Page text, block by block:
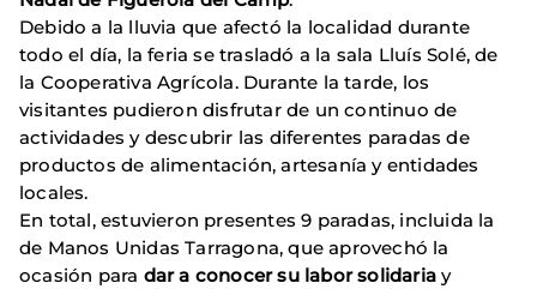
Debido a la lluvia que afectó la localidad durante
todo el día, la feria se trasladó a la sala Lluís Solé, de
la Cooperativa Agrícola. Durante la tarde, los
visitantes pudieron disfrutar de un continuo de
actividades y descubrir las diferentes paradas de
productos de alimentación, artesanía y entidades
locales.
En total, estuvieron presentes 9 paradas, incluida la
de Manos Unidas Tarragona, que aprovechó la
ocasión para dar a conocer su labor solidaria y